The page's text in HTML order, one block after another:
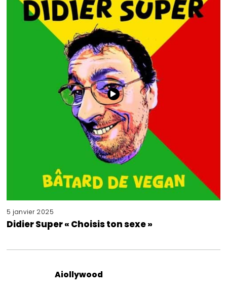
5 janvier 2025
Didier Super « Choisis ton sexe »
Aiollywood